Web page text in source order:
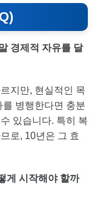
경제적 자유를 달
지만, 현실적인 목
병행한다면 충분
있습니다. 특히 복
로, 10년은 그 효
게 시작해야 할까